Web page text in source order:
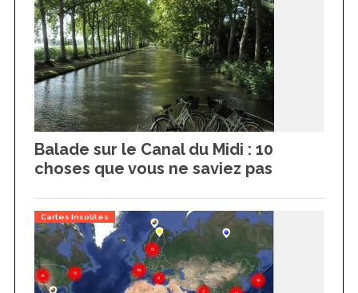
Balade sur le Canal du Midi : 10
choses que vous ne saviez pas
Cartes Insolites